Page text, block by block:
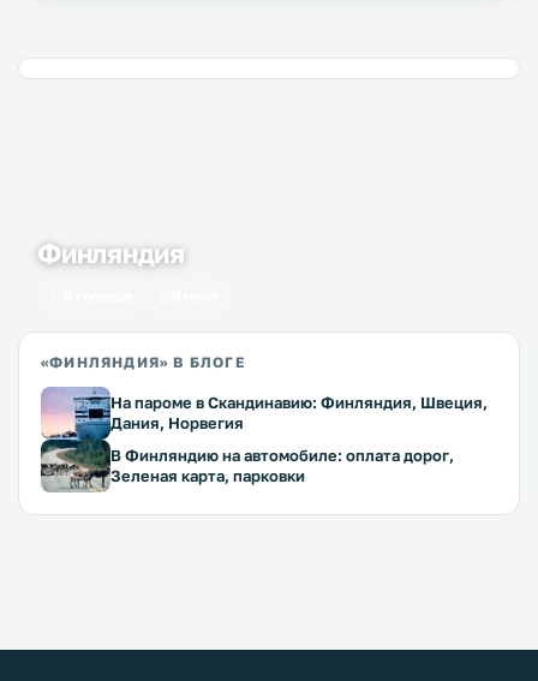
Финляндия
«ФИНЛЯНДИЯ» В БЛОГЕ
На пароме в Скандинавию: Финляндия, Швеция,
Дания, Норвегия
В Финляндию на автомобиле: оплата дорог,
Зеленая карта, парковки